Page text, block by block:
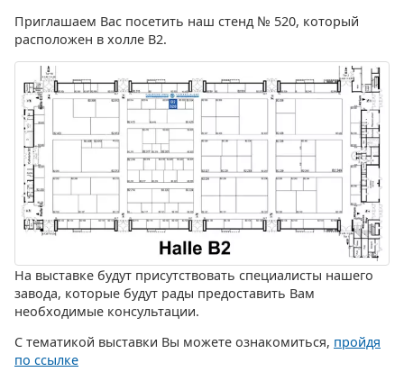
Приглашаем Вас посетить наш стенд № 520, который
расположен в холле B2.
На выставке будут присутствовать специалисты нашего
завода, которые будут рады предоставить Вам
необходимые консультации.
С тематикой выставки Вы можете ознакомиться, пройдя
по ссылке